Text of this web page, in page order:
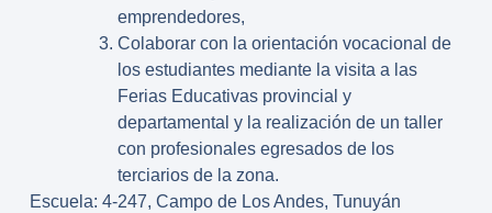
emprendedores,
Colaborar con la orientación vocacional de
los estudiantes mediante la visita a las
Ferias Educativas provincial y
departamental y la realización de un taller
con profesionales egresados de los
terciarios de la zona.
Escuela: 4-247, Campo de Los Andes, Tunuyán